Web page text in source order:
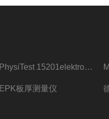
PhysiTest 15201elektrophysik测厚仪
EPK板厚测量仪